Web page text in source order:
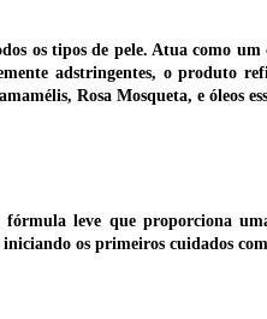
os tipos de pele. Atua como
adstringentes, o produto
Rosa Mosqueta, e óleos
fórmula leve que proporciona
iniciando os primeiros cuidados